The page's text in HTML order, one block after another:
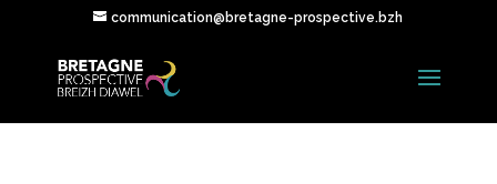
communication@bretagne-prospective.bzh